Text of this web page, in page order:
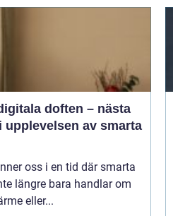
doften – nästa
upplevelsen av smarta
oss i en tid där smarta
längre bara handlar om
eller...